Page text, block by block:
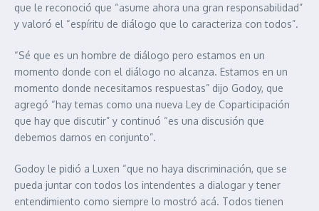
que le reconoció que “asume ahora una gran responsabilidad”
y valoró el “espíritu de diálogo que lo caracteriza con todos”.
“Sé que es un hombre de diálogo pero estamos en un
momento donde con el diálogo no alcanza. Estamos en un
momento donde necesitamos respuestas” dijo Godoy, que
agregó “hay temas como una nueva Ley de Coparticipación
que hay que discutir” y continuó “es una discusión que
debemos darnos en conjunto”.
Godoy le pidió a Luxen “que no haya discriminación, que se
pueda juntar con todos los intendentes a dialogar y tener
entendimiento como siempre lo mostró acá. Todos tienen